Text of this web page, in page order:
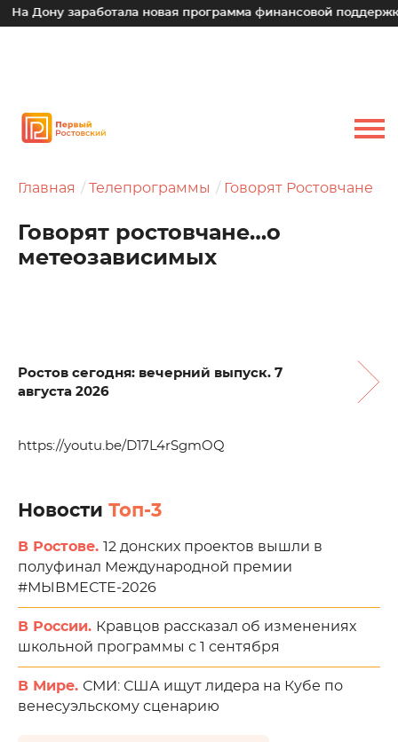
заработала новая программа финансовой поддержки для
Главная Телепрограммы Говорят Ростовчане
Говорят ростовчане…о
метеозависимых
Ростов сегодня: вечерний выпуск. 7
августа 2026
https://youtu.be/D17L4rSgmOQ
Новости Топ-3
В Ростове. 12 донских проектов вышли в
полуфинал Международной премии
#МЫВМЕСТЕ-2026
В России. Кравцов рассказал об изменениях
школьной программы с 1 сентября
В Мире. СМИ: США ищут лидера на Кубе по
венесуэльскому сценарию